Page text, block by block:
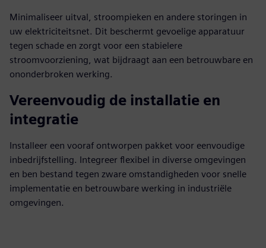
Minimaliseer uitval, stroompieken en andere storingen in
uw elektriciteitsnet. Dit beschermt gevoelige apparatuur
tegen schade en zorgt voor een stabielere
stroomvoorziening, wat bijdraagt aan een betrouwbare en
ononderbroken werking.
Vereenvoudig de installatie en
integratie
Installeer een vooraf ontworpen pakket voor eenvoudige
inbedrijfstelling. Integreer flexibel in diverse omgevingen
en ben bestand tegen zware omstandigheden voor snelle
implementatie en betrouwbare werking in industriële
omgevingen.